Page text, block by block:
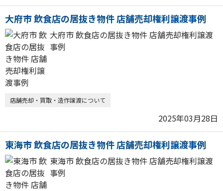
大府市 飲食店の居抜き物件 店舗売却権利譲渡事例
大府市 飲食店の居抜き物件 店舗売却権利譲渡
事例
店舗売却・買取・造作譲渡について
2025年03月28日
東海市 飲食店の居抜き物件 店舗売却権利譲渡事例
東海市 飲食店の居抜き物件 店舗売却権利譲渡
事例